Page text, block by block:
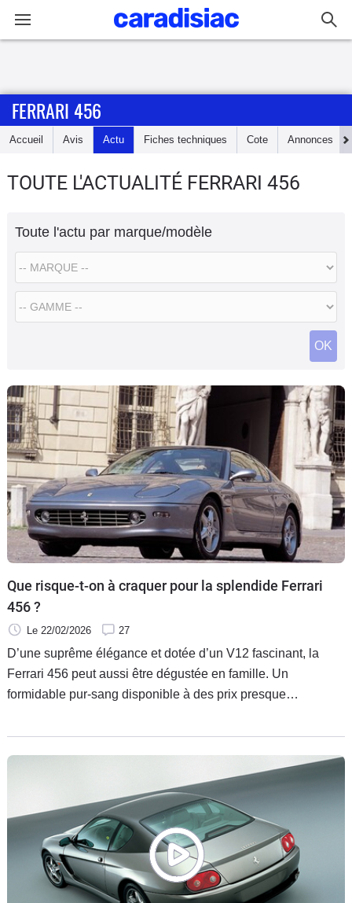
Accueil
Essais
Guide
d'achat
Electriques
Auto
Services
Forum
Moto
Marques
FERRARI 456
Accueil Avis Actu Fiches techniques Cote Annonces
TOUTE L'ACTUALITÉ FERRARI 456
Toute l'actu par marque/modèle
OK
Que risque-t-on à craquer pour la splendide Ferrari
456 ?
Le 22/02/2026 27
D’une suprême élégance et dotée d’un V12 fascinant, la
Ferrari 456 peut aussi être dégustée en famille. Un
formidable pur-sang disponible à des prix presque
Dès 55 000 €.